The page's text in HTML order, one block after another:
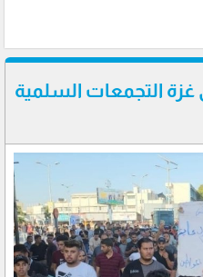
التجمعات السلمية